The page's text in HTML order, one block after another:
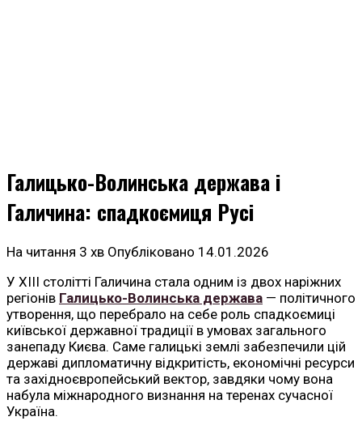
Галицько-Волинська держава і
Галичина: спадкоємиця Русі
На читання 3 хв Опубліковано 14.01.2026
У XIII столітті Галичина стала одним із двох наріжних
регіонів Галицько-Волинська держава — політичного
утворення, що перебрало на себе роль спадкоємиці
київської державної традиції в умовах загального
занепаду Києва. Саме галицькі землі забезпечили цій
державі дипломатичну відкритість, економічні ресурси
та західноєвропейський вектор, завдяки чому вона
набула міжнародного визнання на теренах сучасної
Україна.